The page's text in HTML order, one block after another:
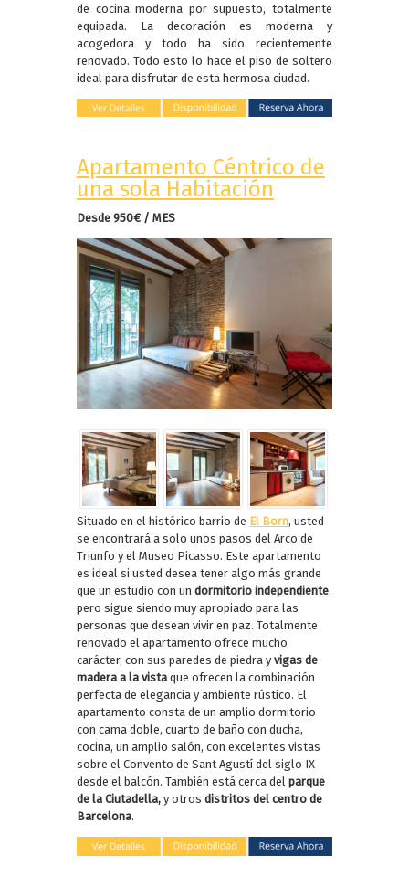
de cocina moderna por supuesto, totalmente
equipada. La decoración es moderna y
acogedora y todo ha sido recientemente
renovado. Todo esto lo hace el piso de soltero
ideal para disfrutar de esta hermosa ciudad.
Apartamento Céntrico de
una sola Habitación
Desde 950€ / MES
Situado en el histórico barrio de El Born, usted
se encontrará a solo unos pasos del Arco de
Triunfo y el Museo Picasso. Este apartamento
es ideal si usted desea tener algo más grande
que un estudio con un dormitorio independiente,
pero sigue siendo muy apropiado para las
personas que desean vivir en paz. Totalmente
renovado el apartamento ofrece mucho
carácter, con sus paredes de piedra y vigas de
madera a la vista que ofrecen la combinación
perfecta de elegancia y ambiente rústico. El
apartamento consta de un amplio dormitorio
con cama doble, cuarto de baño con ducha,
cocina, un amplio salón, con excelentes vistas
sobre el Convento de Sant Agustí del siglo IX
desde el balcón. También está cerca del parque
de la Ciutadella, y otros distritos del centro de
Barcelona.